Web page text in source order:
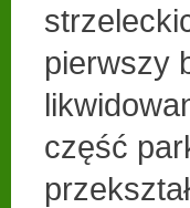
pierwszy
część